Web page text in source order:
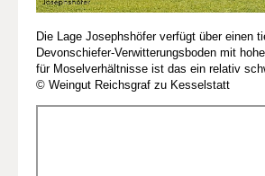
Die Lage Josephshöfer verfügt über einen
Devonschiefer-Verwitterungsboden mit
für Moselverhältnisse ist das ein relativ
© Weingut Reichsgraf zu Kesselstatt